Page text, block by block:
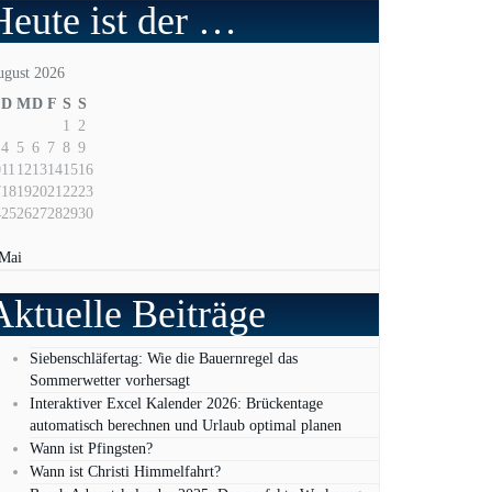
ist der …
2026
D MD F S S
1 2
4 5 6 7 8 9
11 1213141516
181920212223
252627282930
Beiträge
Siebenschläfertag: Wie die Bauernregel das
Sommerwetter vorhersagt
Interaktiver Excel Kalender 2026: Brückentage
automatisch berechnen und Urlaub optimal planen
Wann ist Pfingsten?
Wann ist Christi Himmelfahrt?